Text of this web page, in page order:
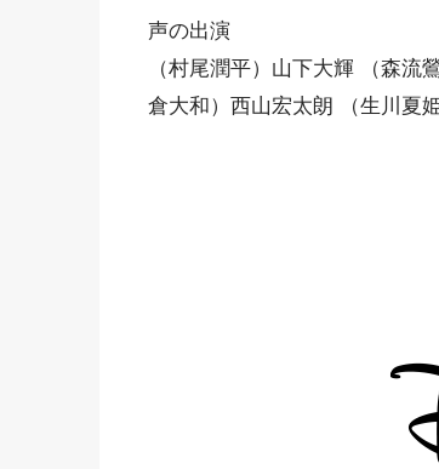
声の出演
（村尾潤平）山下大輝 （森流
倉大和）西山宏太朗 （生川夏